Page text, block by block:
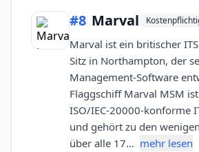
#8 Marval
Marval ist ein britischer
Sitz in Northampton, der
Management-Software
Flaggschiff Marval MSM
ISO/IEC-20000-konforme
und gehört zu den
über alle 17… mehr lesen